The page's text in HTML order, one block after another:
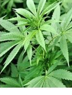
uszkodzeniem
rozwojem mózgu w
krótko po urodzeniu.
motoryczne,
kończyn, równowagę i
lub
pod uwagę, że wiele